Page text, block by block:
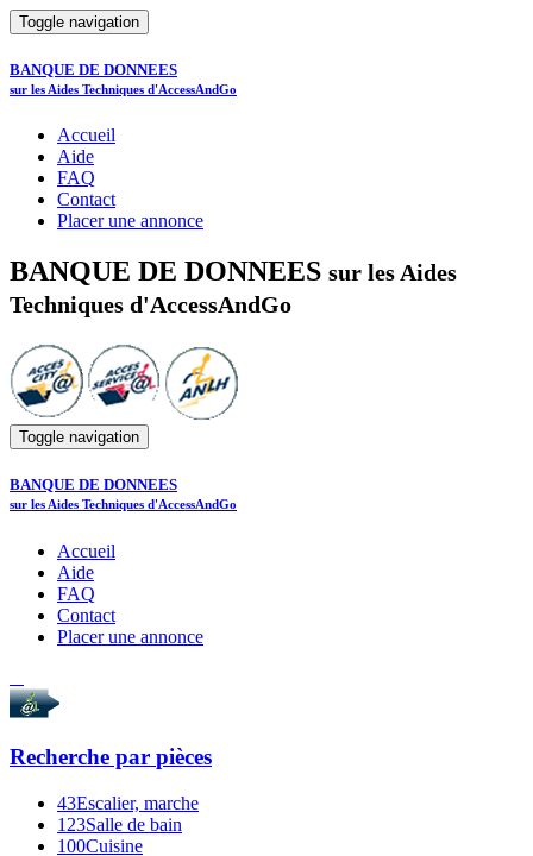
Toggle navigation
BANQUE DE DONNEES
sur les Aides Techniques d'AccessAndGo
Accueil
Aide
FAQ
Contact
Placer une annonce
BANQUE DE DONNEES sur les Aides
Techniques d'AccessAndGo
Toggle navigation
BANQUE DE DONNEES
sur les Aides Techniques d'AccessAndGo
Accueil
Aide
FAQ
Contact
Placer une annonce
Recherche par pièces
43Escalier, marche
123Salle de bain
100Cuisine